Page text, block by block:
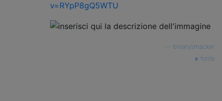
v=RYpP8gQ5WTU
binarysmacker
fonte